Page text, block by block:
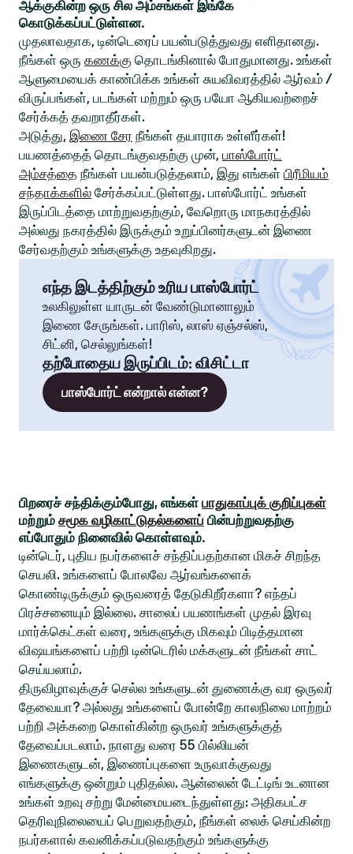
ஆக்குகின்ற ஒரு சில அம்சங்கள் இங்கே
கொடுக்கப்பட்டுள்ளன.
முதலாவதாக, டின்டெரைப் பயன்படுத்துவது எளிதானது.
நீங்கள் ஒரு கணக்கு தொடங்கினால் போதுமானது. உங்கள்
ஆளுமையைக் காண்பிக்க உங்கள் சுயவிவரத்தில் ஆர்வம் /
விருப்பங்கள், படங்கள் மற்றும் ஒரு பயோ ஆகியவற்றைச்
சேர்க்கத் தவறாதீர்கள்.
அடுத்து, இணை சேர நீங்கள் தயாராக உள்ளீர்கள்!
பயணத்தைத் தொடங்குவதற்கு முன், பாஸ்போர்ட்
அம்சத்தை நீங்கள் பயன்படுத்தலாம், இது எங்கள் பிரீமியம்
சந்தாக்களில் சேர்க்கப்பட்டுள்ளது. பாஸ்போர்ட் உங்கள்
இருப்பிடத்தை மாற்றுவதற்கும், வேறொரு மாநகரத்தில்
அல்லது நகரத்தில் இருக்கும் உறுப்பினர்களுடன் இணை
சேர்வதற்கும் உங்களுக்கு உதவுகிறது.
எந்த இடத்திற்கும் உரிய பாஸ்போர்ட்
உலகிலுள்ள யாருடன் வேண்டுமானாலும்
இணை சேருங்கள். பாரிஸ், லாஸ் ஏஞ்சல்ஸ்,
சிட்னி, செல்லுங்கள்!
தற்போதைய இருப்பிடம்: விசிட்டா
பாஸ்போர்ட் என்றால் என்ன?
பிறரைச் சந்திக்கும்போது, எங்கள் பாதுகாப்புக் குறிப்புகள்
மற்றும் சமூக வழிகாட்டுதல்களைப் பின்பற்றுவதற்கு
எப்போதும் நினைவில் கொள்ளவும்.
டின்டெர், புதிய நபர்களைச் சந்திப்பதற்கான மிகச் சிறந்த
செயலி. உங்களைப் போலவே ஆர்வங்களைக்
கொண்டிருக்கும் ஒருவரைத் தேடுகிறீர்களா? எந்தப்
பிரச்சனையும் இல்லை. சாலைப் பயணங்கள் முதல் இரவு
மார்க்கெட்கள் வரை, உங்களுக்கு மிகவும் பிடித்தமான
விஷயங்களைப் பற்றி டின்டெரில் மக்களுடன் நீங்கள் சாட்
செய்யலாம்.
திருவிழாவுக்குச் செல்ல உங்களுடன் துணைக்கு வர ஒருவர்
தேவையா? அல்லது உங்களைப் போன்றே காலநிலை மாற்றம்
பற்றி அக்கறை கொள்கின்ற ஒருவர் உங்களுக்குத்
தேவைப்படலாம். நாளது வரை 55 பில்லியன்
இணைகளுடன், இணைப்புகளை உருவாக்குவது
எங்களுக்கு ஒன்றும் புதிதல்ல. ஆன்லைன் டேட்டிங் உடனான
உங்கள் உறவு சற்று மேன்மையடைந்துள்ளது: அதிகபட்ச
தெரிவுநிலையைப் பெறுவதற்கும், நீங்கள் லைக் செய்கின்ற
நபர்களால் கவனிக்கப்படுவதற்கும் உங்களுக்கு